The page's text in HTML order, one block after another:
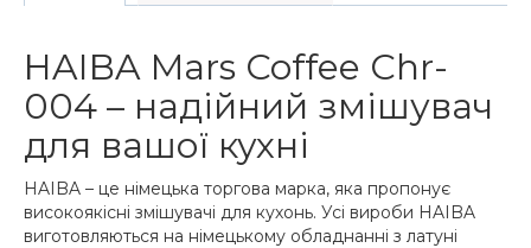
HAIBA Mars Coffee Chr-
004 – надійний змішувач
для вашої кухні
HAIBA – це німецька торгова марка, яка пропонує
високоякісні змішувачі для кухонь. Усі вироби HAIBA
виготовляються на німецькому обладнанні з латуні